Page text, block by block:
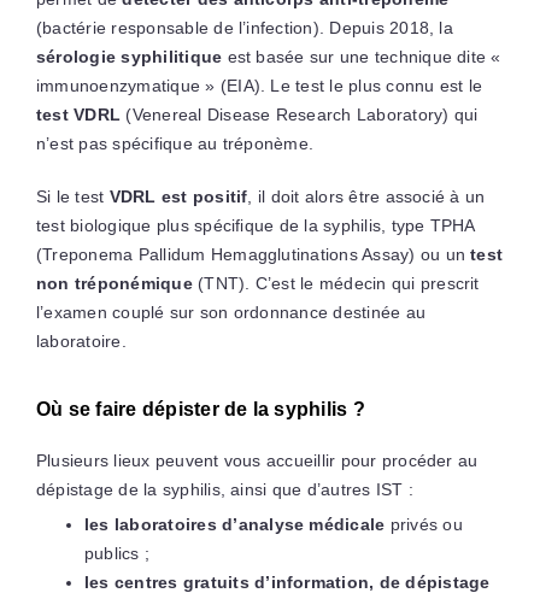
(bactérie responsable de l’infection). Depuis 2018, la
sérologie syphilitique est basée sur une technique dite «
immunoenzymatique » (EIA). Le test le plus connu est le
test VDRL (Venereal Disease Research Laboratory) qui
n’est pas spécifique au tréponème.
Si le test VDRL est positif , il doit alors être associé à un
test biologique plus spécifique de la syphilis, type TPHA
(Treponema Pallidum Hemagglutinations Assay) ou untest
non tréponémique(TNT). C’est le médecin qui prescrit
l’examen couplé sur son ordonnance destinée au
laboratoire.
Où se faire dépister de la syphilis ?
Plusieurs lieux peuvent vous accueillir pour procéder au
dépistage de la syphilis, ainsi que d’autres IST :
les laboratoires d’analyse médicale privés ou
publics ;
les centres gratuits d’information, de dépistage